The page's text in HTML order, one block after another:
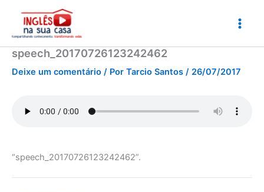
conteúdo
speech_20170726123242462
Deixe um comentário / Por Tarcio Santos / 26/07/2017
“speech_20170726123242462”.